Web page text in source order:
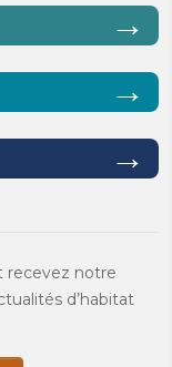
→
→
→
recevez notre
d’habitat